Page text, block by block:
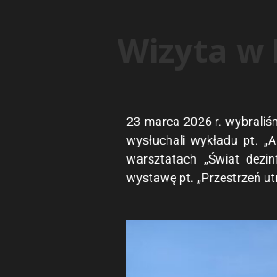
23 marca 2026 r.
wysłuchali wykładu pt.
warsztatach „Świat
wystawę pt. „Przestrzeń